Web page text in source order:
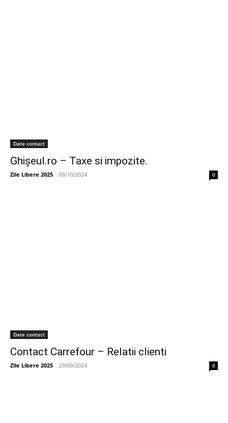
Date contact
Ghișeul.ro – Taxe si impozite.
Zile Libere 2025 - 09/10/2024 0
Date contact
Contact Carrefour – Relatii clienti
Zile Libere 2025 - 29/09/2024 0